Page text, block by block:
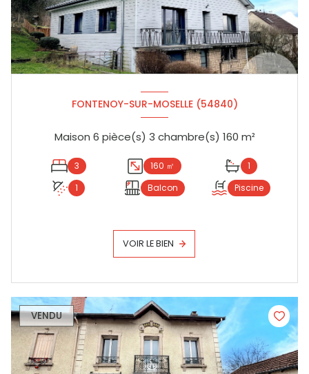
FONTENOY-SUR-MOSELLE (54840)
Maison 6 pièce(s) 3 chambre(s) 160 m²
3 160 ㎡
1
1
Balcon Piscine
VOIR LE BIEN
VENDU